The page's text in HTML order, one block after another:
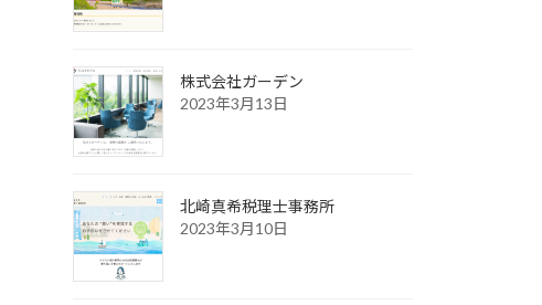
株式会社ガーデン
2023年3月13日
北崎真希税理士事務所
2023年3月10日